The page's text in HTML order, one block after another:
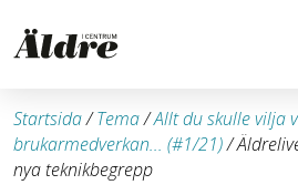
Startsida/Tema/Allt du skulle vilja
brukarmedverkan... (#1/21)/
nya teknikbegrepp